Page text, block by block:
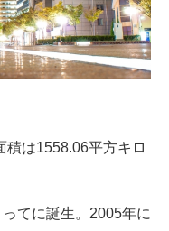
は1558.06平方キロ
てに誕生。2005年に